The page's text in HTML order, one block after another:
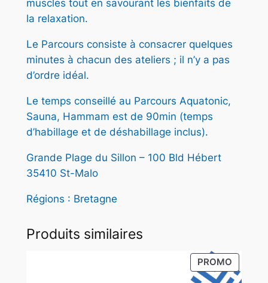
E
muscles tout en savourant les bienfaits de
la relaxation.
Le Parcours consiste à consacrer quelques
minutes à chacun des ateliers ; il n’y a pas
d’ordre idéal.
Le temps conseillé au Parcours Aquatonic,
Sauna, Hammam est de 90min (temps
d’habillage et de déshabillage inclus).
Grande Plage du Sillon – 100 Bld Hébert
35410 St-Malo
Régions : Bretagne
Produits similaires
PROMO
EN